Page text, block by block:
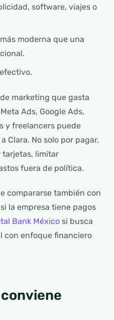
software, viajes o
moderna que una
marketing que gasta
Ads, Google Ads,
y freelancers puede
Clara. No solo por pagar,
tarjetas, limitar
fuera de política.
compararse también con
si la empresa tiene pagos
Bank México si busca
con enfoque financiero